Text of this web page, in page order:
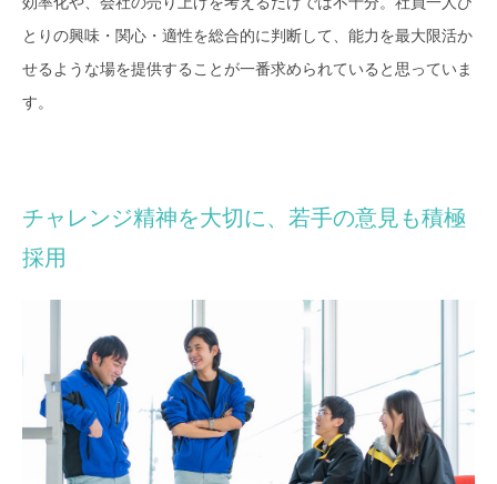
とりの興味・関心・適性を総合的に判断して、能力を最大限活か
せるような場を提供することが一番求められていると思っていま
す。
チャレンジ精神を大切に、若手の意見も積極
採用